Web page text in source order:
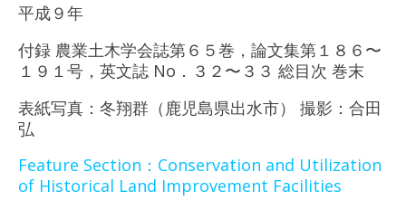
平成９年
付録 農業土木学会誌第６５巻，論文集第１８６〜
１９１号，英文誌 No．３２〜３３ 総目次 巻末
表紙写真：冬翔群（鹿児島県出水市） 撮影：合田
弘
Feature Section：Conservation and Utilization
of Historical Land Improvement Facilities